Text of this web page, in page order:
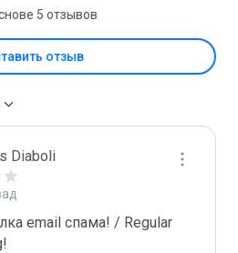
5 отзывов
отзыв
Diaboli
email спама! / Regular